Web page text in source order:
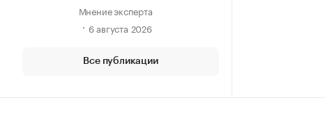
Мнение эксперта
6 августа 2026
Все публикации